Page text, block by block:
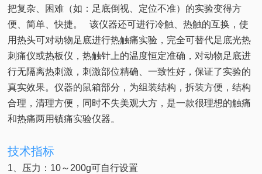
把复杂、困难（如：足底倒视、定位不准）的实验变得方
便、简单、快捷。 该仪器还可进行冷触、热触的互换，使
用热头可对动物足底进行热触痛实验，完全可替代足底光热
刺痛仪或热板仪，热触针上的温度恒定准确，对动物足底进
行无隔离热刺激，刺激部位精确、一致性好，保证了实验的
真实效果。仪器的鼠箱部分，为组装结构，拆装方便，结构
合理，清理方便，同时不失美观大方，是一款很理想的触痛
和热痛两用镇痛实验仪器。
技术指标
1、压力：10～200g可自行设置